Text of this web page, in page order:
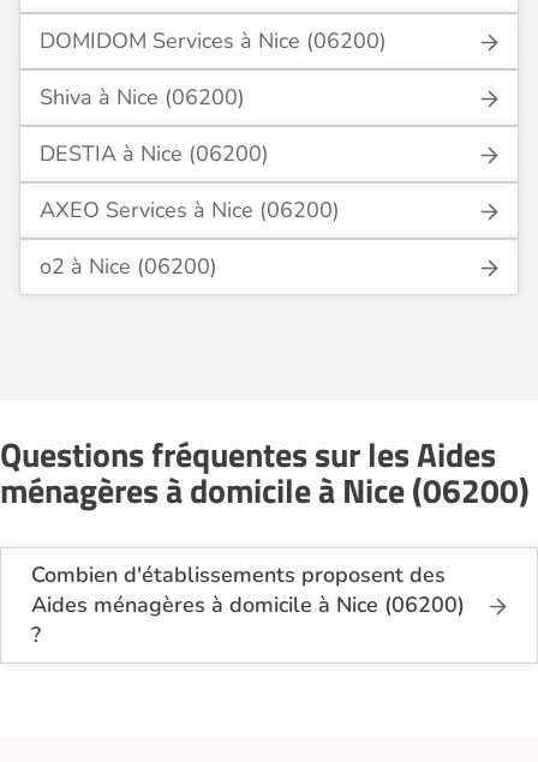
DOMIDOM Services à Nice (06200)
Shiva à Nice (06200)
DESTIA à Nice (06200)
AXEO Services à Nice (06200)
o2 à Nice (06200)
Questions fréquentes sur les Aides
ménagères à domicile à Nice (06200)
Combien d'établissements proposent des
Aides ménagères à domicile à Nice (06200)
?
Sur le site Logement-seniors.com, on recense